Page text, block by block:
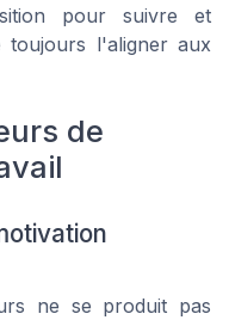
pour suivre et
toujours l'aligner aux
de
ne se produit pas